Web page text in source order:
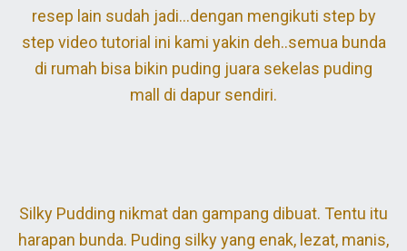
resep lain sudah jadi…dengan mengikuti step by
step video tutorial ini kami yakin deh..semua bunda
di rumah bisa bikin puding juara sekelas puding
mall di dapur sendiri.
Silky Pudding nikmat dan gampang dibuat. Tentu itu
harapan bunda. Puding silky yang enak, lezat, manis,